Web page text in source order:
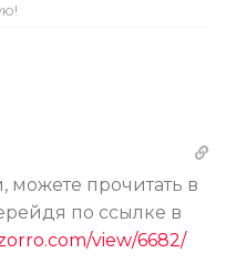
прочитать в
по ссылке в
view/6682/